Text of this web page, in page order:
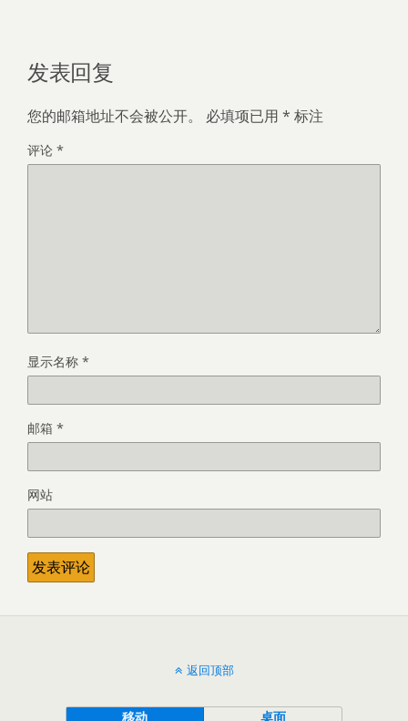
发表回复
您的邮箱地址不会被公开。 必填项已用 * 标注
评论 *
显示名称 *
邮箱 *
网站
返回顶部
移动 桌面